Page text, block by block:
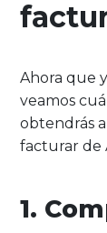
Ahora que
veamos
obtendrás
facturar de
1.